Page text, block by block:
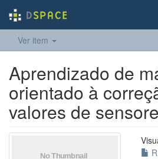
Ver item
Aprendizado de
orientado à
valores de